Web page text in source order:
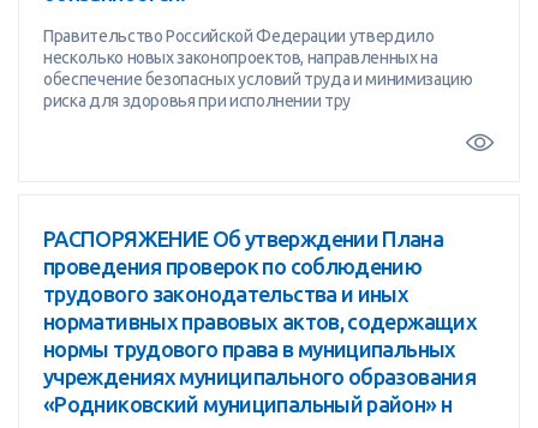
Правительство Российской Федерации утвердило
несколько новых законопроектов, направленных на
обеспечение безопасных условий труда и минимизацию
риска для здоровья при исполнении тру
РАСПОРЯЖЕНИЕ Об утверждении Плана
проведения проверок по соблюдению
трудового законодательства и иных
нормативных правовых актов, содержащих
нормы трудового права в муниципальных
учреждениях муниципального образования
«Родниковский муниципальный район» н